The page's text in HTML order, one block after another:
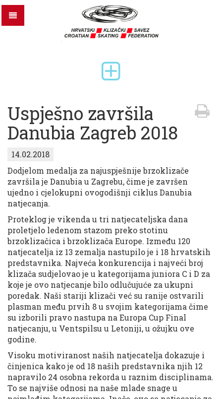
Uspješno završila
Danubia Zagreb 2018
14.02.2018
Dodjelom medalja za najuspješnije brzoklizače
završila je Danubia u Zagrebu, čime je završen
ujedno i cjelokupni ovogodišnji ciklus Danubia
natjecanja.
Proteklog je vikenda u tri natjecateljska dana
proletjelo ledenom stazom preko stotinu
brzoklizačica i brzoklizača Europe. Između 120
natjecatelja iz 13 zemalja nastupilo je i 18 hrvatskih
predstavnika. Najveća konkurencija i najveći broj
klizača sudjelovao je u kategorijama juniora C i D za
koje je ovo natjecanje bilo odlučujuće za ukupni
poredak. Naši stariji klizači već su ranije ostvarili
plasman među prvih 8 u svojim kategorijama čime
su izborili pravo nastupa na Europa Cup Final
natjecanju, u Ventspilsu u Letoniji, u ožujku ove
godine.
Visoku motiviranost naših natjecatelja dokazuje i
činjenica kako je od 18 naših predstavnika njih 12
napravilo 24 osobna rekorda u raznim disciplinama.
To se najviše odnosi na naše mlade snage u